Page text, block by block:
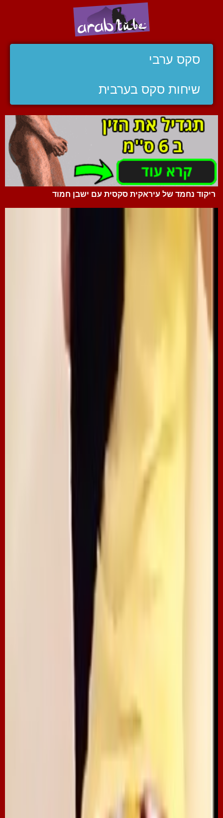
סקס ערבי
שיחות סקס בערבית
ריקוד נחמד של עיראקית סקסית עם ישבן חמוד